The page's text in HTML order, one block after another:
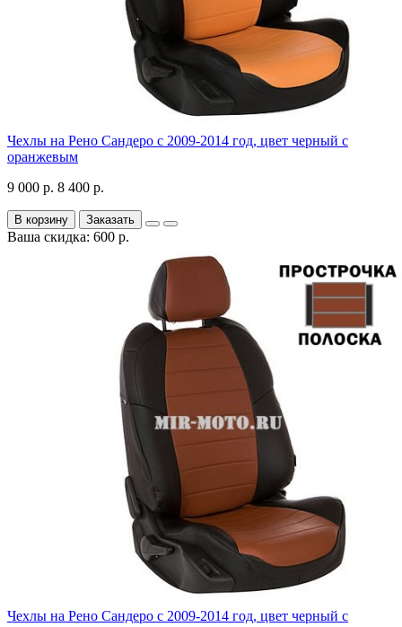
Чехлы на Рено Сандеро с 2009-2014 год, цвет черный с
оранжевым
9 000 р. 8 400 р.
В корзину Заказать
Ваша скидка: 600 р.
Чехлы на Рено Сандеро с 2009-2014 год, цвет черный с